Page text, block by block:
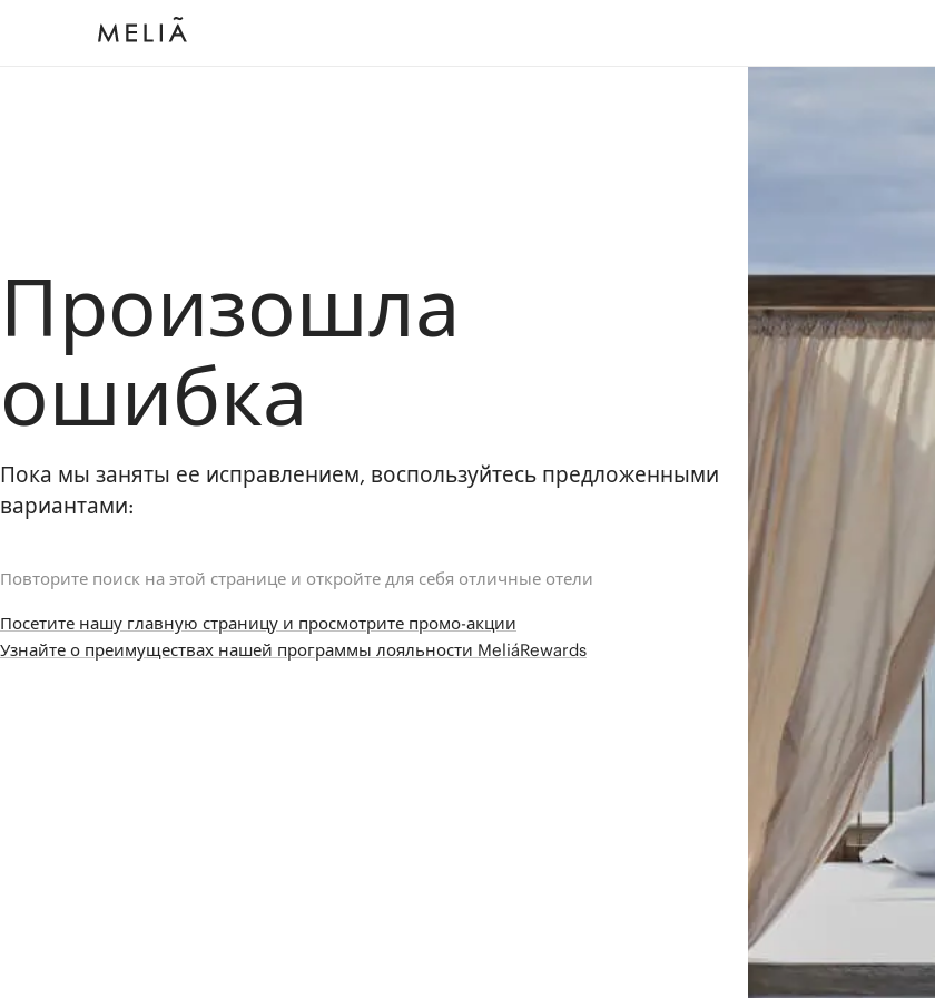
Произошла
ошибка
Пока мы заняты ее исправлением, воспользуйтесь предложенными
вариантами:
Повторите поиск на этой странице и откройте для себя отличные отели
Посетите нашу главную страницу и просмотрите промо-акции
Узнайте о преимуществах нашей программы лояльности MeliáRewards